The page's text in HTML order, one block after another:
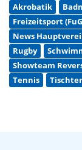
Akrobatik
Freizeitsport
News
Rugby
Showteam
Tennis